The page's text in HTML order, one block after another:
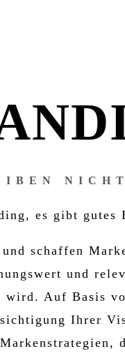
es gibt gutes
schaffen
und
wird. Auf Basis
Ihrer